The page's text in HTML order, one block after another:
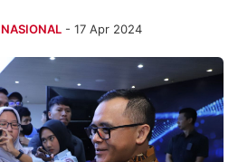
NASIONAL - 17 Apr 2024